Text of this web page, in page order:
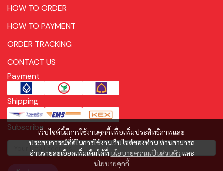
เว็บไซต์นี้มีการใช้งานคุกกี้ เพื่อเพิ่มประสิทธิภาพและ
ประสบการณ์ที่ดีในการใช้งานเว็บไซต์ของท่าน ท่านสามารถ
อ่านรายละเอียดเพิ่มเติมได้ที่ นโยบายความเป็นส่วนตัว และ
นโยบายคุกกี้
HOW TO ORDER
HOW TO PAYMENT
ORDER TRACKING
CONTACT US
Payment
Shipping
Subscribe